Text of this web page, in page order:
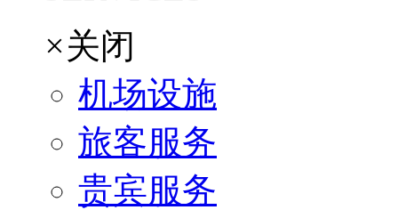
×关闭
机场设施
旅客服务
贵宾服务